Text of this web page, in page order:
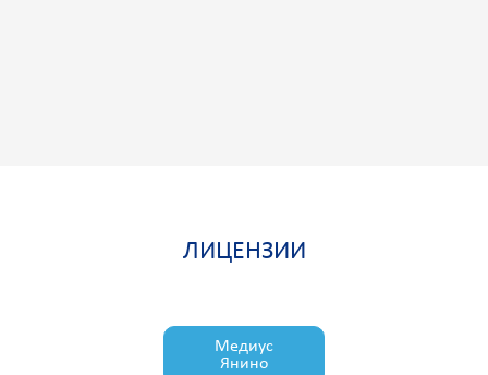
ЛИЦЕНЗИИ
Медиус
Янино